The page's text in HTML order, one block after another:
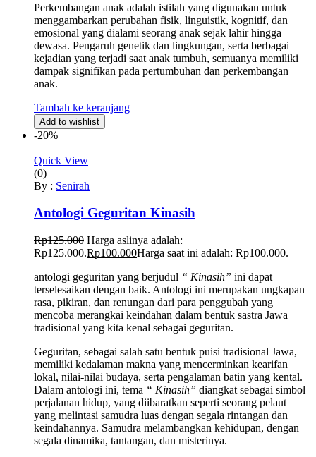
Perkembangan anak adalah istilah yang digunakan untuk
menggambarkan perubahan fisik, linguistik, kognitif, dan
emosional yang dialami seorang anak sejak lahir hingga
dewasa. Pengaruh genetik dan lingkungan, serta berbagai
kejadian yang terjadi saat anak tumbuh, semuanya memiliki
dampak signifikan pada pertumbuhan dan perkembangan
anak.
Tambah ke keranjang
Add to wishlist
-20%
Quick View
(0)
By : Senirah
Antologi Geguritan Kinasih
Rp125.000 Harga aslinya adalah:
Rp125.000.Rp100.000Harga saat ini adalah: Rp100.000.
antologi geguritan yang berjudul “ Kinasih” ini dapat
terselesaikan dengan baik. Antologi ini merupakan ungkapan
rasa, pikiran, dan renungan dari para penggubah yang
mencoba merangkai keindahan dalam bentuk sastra Jawa
tradisional yang kita kenal sebagai geguritan.
Geguritan, sebagai salah satu bentuk puisi tradisional Jawa,
memiliki kedalaman makna yang mencerminkan kearifan
lokal, nilai-nilai budaya, serta pengalaman batin yang kental.
Dalam antologi ini, tema “ Kinasih” diangkat sebagai simbol
perjalanan hidup, yang diibaratkan seperti seorang pelaut
yang melintasi samudra luas dengan segala rintangan dan
keindahannya. Samudra melambangkan kehidupan, dengan
segala dinamika, tantangan, dan misterinya.